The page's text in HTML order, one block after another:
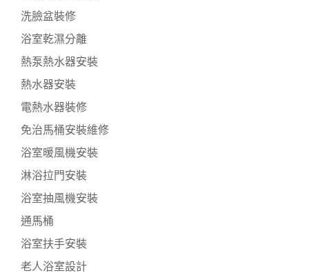
洗臉盆裝修
浴室乾濕分離
熱泵熱水器安裝
熱水器安裝
電熱水器裝修
免治馬桶安裝維修
浴室暖風機安裝
淋浴拉門安裝
浴室抽風機安裝
通馬桶
浴室扶手安裝
老人浴室設計